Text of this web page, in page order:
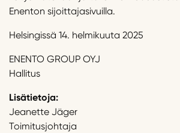
Enenton sijoittajasivuilla.
Helsingissä 14. helmikuuta 2025
ENENTO GROUP OYJ
Hallitus
Lisätietoja:
Jeanette Jäger
Toimitusjohtaja